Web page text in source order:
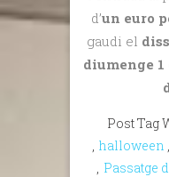
d’un euro
gaudi el
diumenge
Post Tag
halloween
Passatge